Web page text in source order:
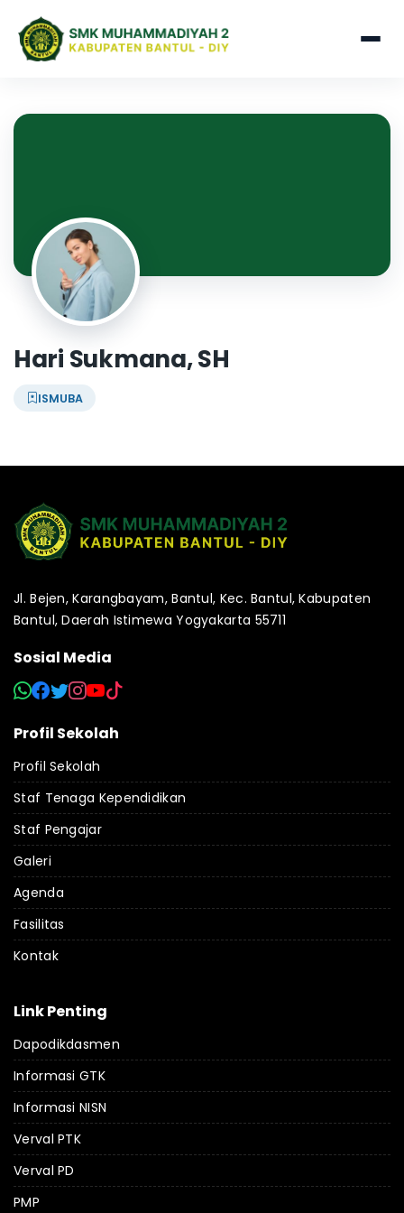
Hari Sukmana, SH
ISMUBA
Jl. Bejen, Karangbayam, Bantul, Kec. Bantul, Kabupaten
Bantul, Daerah Istimewa Yogyakarta 55711
Sosial Media
Profil Sekolah
Profil Sekolah
Staf Tenaga Kependidikan
Staf Pengajar
Galeri
Agenda
Fasilitas
Kontak
Link Penting
Dapodikdasmen
Informasi GTK
Informasi NISN
Verval PTK
Verval PD
PMP